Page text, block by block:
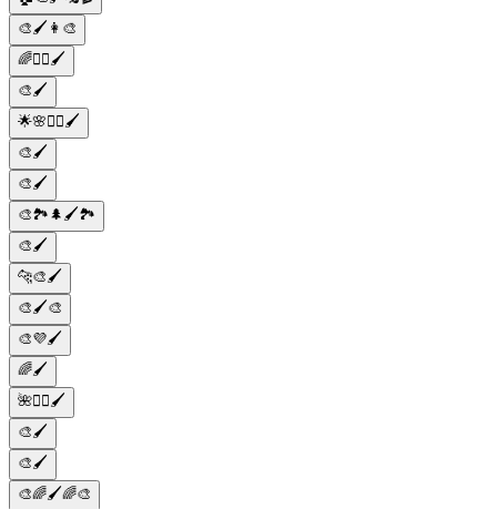
🎨🖌️👩‍🎨
🌈💆‍♀️🖌️
🎨🖌️
🌟🌸💆‍♀️🖌️
🎨🖌️
🎨🖌️
🎨🏞️🌲🖌️🏞️
🎨🖌️
🐆🎨🖌️
🎨🖌️🎨
🎨💜🖌️
🌈🖌️
🌺💇‍♀️🖌️
🎨🖌️
🎨🖌️
🎨🌈🖌️🌈🎨